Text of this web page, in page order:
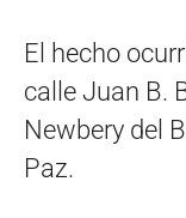
El hecho
calle Juan B.
Newbery del
Paz.